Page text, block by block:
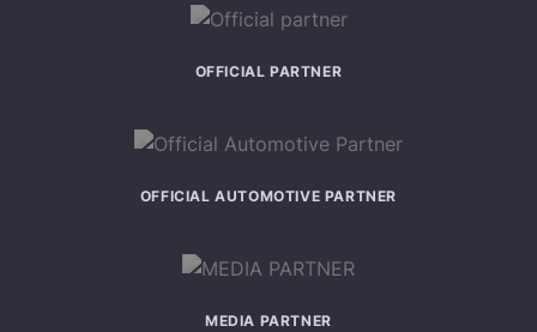
OFFICIAL PARTNER
OFFICIAL AUTOMOTIVE PARTNER
MEDIA PARTNER